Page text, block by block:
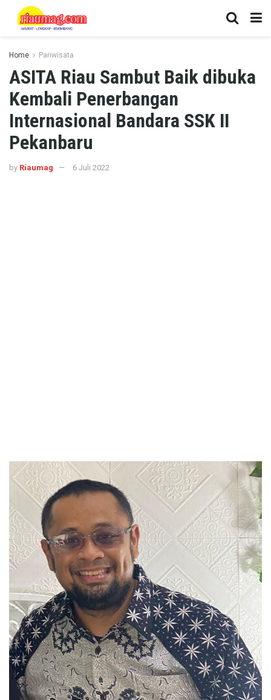
Home Pariwisata
ASITA Riau Sambut Baik dibuka
Kembali Penerbangan
Internasional Bandara SSK II
Pekanbaru
by Riaumag 6 Juli 2022